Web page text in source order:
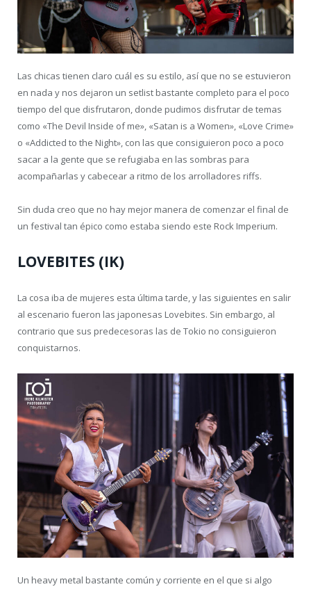
Las chicas tienen claro cuál es su estilo, así que no se estuvieron
en nada y nos dejaron un setlist bastante completo para el poco
tiempo del que disfrutaron, donde pudimos disfrutar de temas
como «The Devil Inside of me», «Satan is a Women», «Love Crime»
o «Addicted to the Night», con las que consiguieron poco a poco
sacar a la gente que se refugiaba en las sombras para
acompañarlas y cabecear a ritmo de los arrolladores riffs.
Sin duda creo que no hay mejor manera de comenzar el final de
un festival tan épico como estaba siendo este Rock Imperium.
LOVEBITES (IK)
La cosa iba de mujeres esta última tarde, y las siguientes en salir
al escenario fueron las japonesas Lovebites. Sin embargo, al
contrario que sus predecesoras las de Tokio no consiguieron
conquistarnos.
Un heavy metal bastante común y corriente en el que si algo